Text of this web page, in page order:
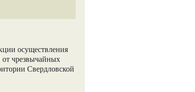
осуществления
от чрезвычайных
Свердловской